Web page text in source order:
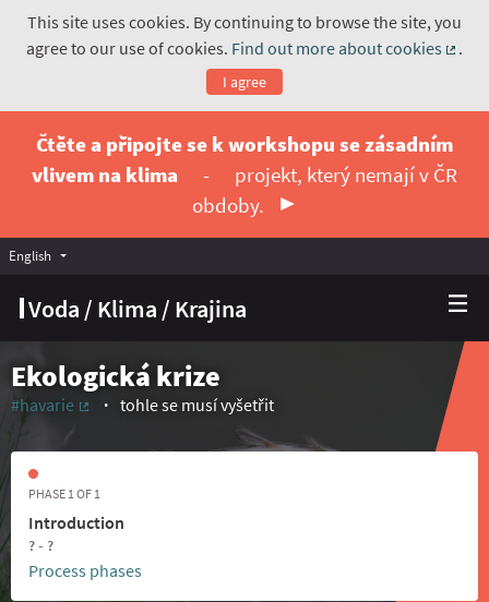
This site uses cookies. By continuing to browse the site, you
agree to our use of cookies. Find out more about cookies
.
I agree
Čtěte a připojte se k workshopu se zásadním
vlivem na klima
-
projekt, který nemají v ČR
obdoby.
Voda / Klima / Krajina
English Vyberte jazyk
Ekologická krize
#havarie
tohle se musí vyšetřit
PHASE 1 OF 1
Introduction
? - ?
Process phases